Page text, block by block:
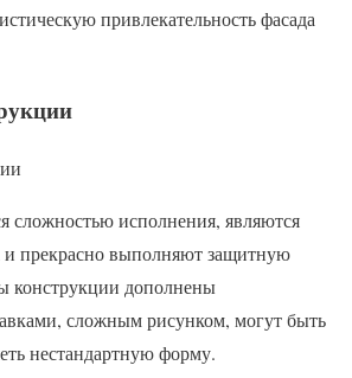
привлекательность фасада
сложностью исполнения, являются
и прекрасно выполняют защитную
дополнены
сложным рисунком, могут быть
нестандартную форму.